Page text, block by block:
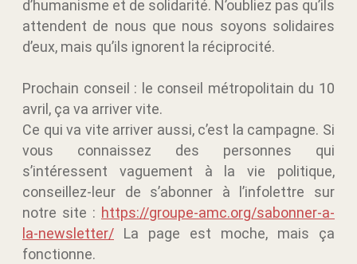
d’humanisme et de solidarité. N’oubliez pas qu’ils
attendent de nous que nous soyons solidaires
d’eux, mais qu’ils ignorent la réciprocité.
Prochain conseil : le conseil métropolitain du 10
avril, ça va arriver vite.
Ce qui va vite arriver aussi, c’est la campagne. Si
vous connaissez des personnes qui
s’intéressent vaguement à la vie politique,
conseillez-leur de s’abonner à l’infolettre sur
notre site : https://groupe-amc.org/sabonner-a-
la-newsletter/ La page est moche, mais ça
fonctionne.